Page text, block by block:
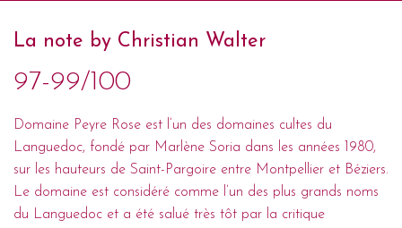
La note by Christian Walter
97-99/100
Domaine Peyre Rose est l’un des domaines cultes du
Languedoc, fondé par Marlène Soria dans les années 1980,
sur les hauteurs de Saint-Pargoire entre Montpellier et Béziers.
Le domaine est considéré comme l’un des plus grands noms
du Languedoc et a été salué très tôt par la critique